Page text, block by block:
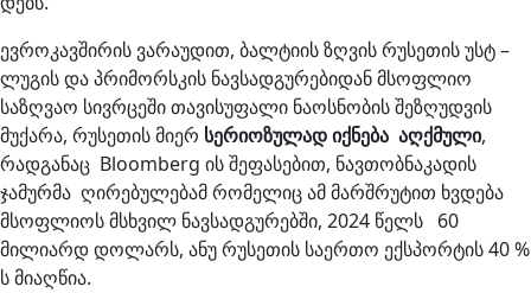
ევროკავშირის ვარაუდით, ბალტიის ზღვის რუსეთის უსტ –
ლუგის და პრიმორსკის ნავსადგურებიდან მსოფლიო
საზღვაო სივრცეში თავისუფალი ნაოსნობის შეზღუდვის
მუქარა, რუსეთის მიერ სერიოზულად იქნება აღქმული,
რადგანაც Bloomberg ის შეფასებით, ნავთობნაკადის
ჯამურმა ღირებულებამ რომელიც ამ მარშრუტით ხვდება
მსოფლიოს მსხვილ ნავსადგურებში, 2024 წელს 60
მილიარდ დოლარს, ანუ რუსეთის საერთო ექსპორტის 40 %
ს მიაღწია.